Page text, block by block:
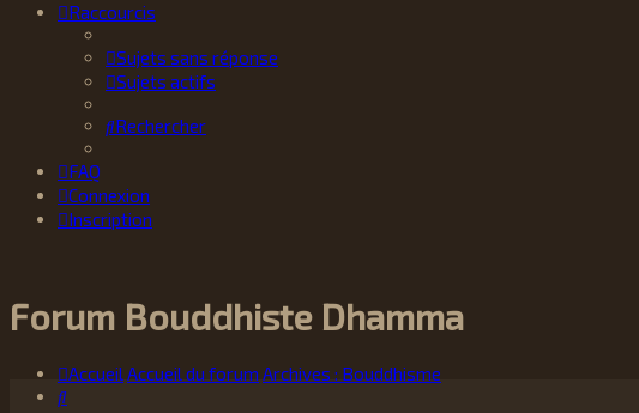
Raccourcis
Sujets sans réponse
Sujets actifs
Rechercher
FAQ
Connexion
Inscription
Forum Bouddhiste Dhamma
AccueilAccueil du forum Archives : Bouddhisme